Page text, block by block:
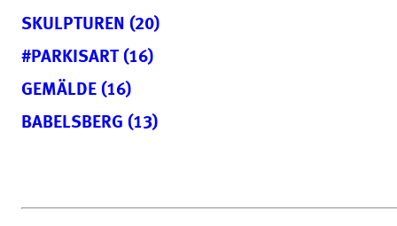
SKULPTUREN (20)
#PARKISART (16)
GEMÄLDE (16)
BABELSBERG (13)